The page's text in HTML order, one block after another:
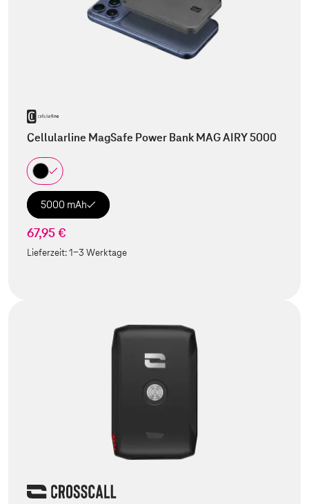
Cellularline MagSafe Power Bank MAG AIRY 5000
5000 mAh
67,95 €
Lieferzeit:1-3 Werktage